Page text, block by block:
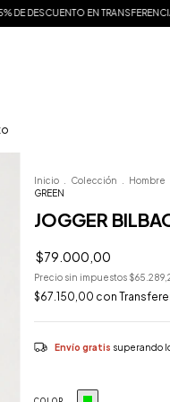
TRANSFERENCIA ENVÍO
Inicio Colección Hombre
GREEN
JOGGER
$79.000,00
Precio sin impuestos
$67.150,00 con
Envío gratis superando